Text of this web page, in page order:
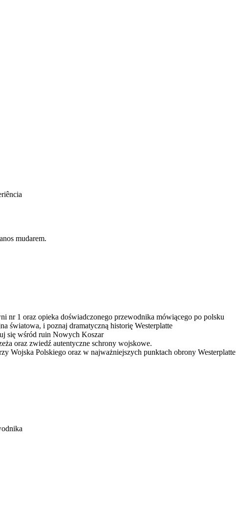
mudarem.
nr 1 oraz opieka doświadczonego przewodnika mówiącego po polsku
światowa, i poznaj dramatyczną historię Westerplatte
się wśród ruin Nowych Koszar
oraz zwiedź autentyczne schrony wojskowe.
Wojska Polskiego oraz w najważniejszych punktach obrony Westerplatte